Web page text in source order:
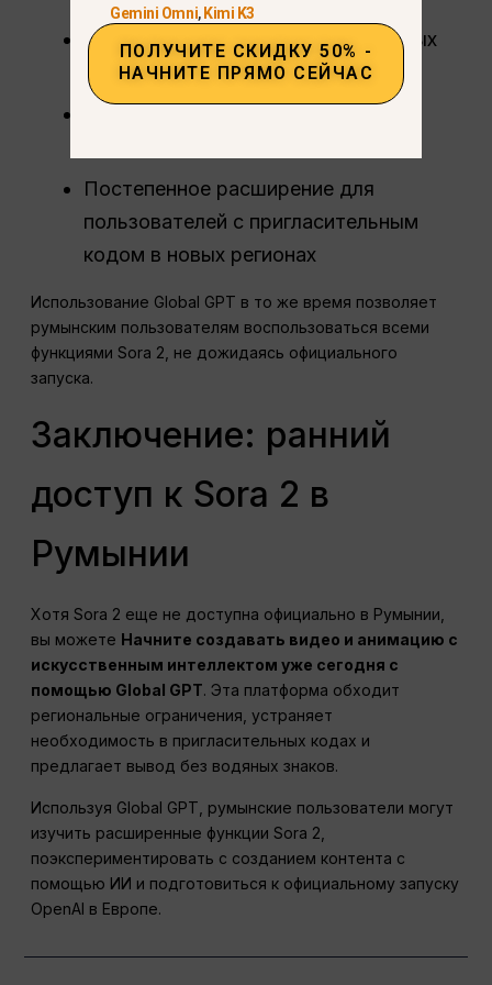
Успешное соблюдение нормативных
требований ЕС
Постепенное расширение для
пользователей с пригласительным
кодом в новых регионах
Использование Global GPT в то же время позволяет
румынским пользователям воспользоваться всеми
функциями Sora 2, не дожидаясь официального
запуска.
Заключение: ранний
доступ к Sora 2 в
Румынии
Хотя Sora 2 еще не доступна официально в Румынии,
вы можете Начните создавать видео и анимацию с
искусственным интеллектом уже сегодня с
помощью Global GPT. Эта платформа обходит
региональные ограничения, устраняет
необходимость в пригласительных кодах и
предлагает вывод без водяных знаков.
Используя Global GPT, румынские пользователи могут
изучить расширенные функции Sora 2,
поэкспериментировать с созданием контента с
помощью ИИ и подготовиться к официальному запуску
OpenAI в Европе.
Gemini Omni,Kimi K3
ПОЛУЧИТЕ СКИДКУ 50% -
НАЧНИТЕ ПРЯМО СЕЙЧАС